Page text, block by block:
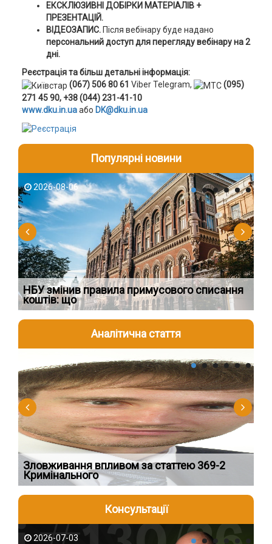
ЕКСКЛЮЗИВНІ ДОБІРКИ МАТЕРІАЛІВ +
ПРЕЗЕНТАЦІЙ.
ВІДЕОЗАПИС. Після вебінару буде надано
персональний доступ для перегляду вебінару на 2
дні.
Реєстрація та більш детальні інформація:
(067) 506 80 61 Viber Telegram,
(095)
271 45 90, +38 (044) 231-41-10
www.dku.in.uaабо DK@dku.in.ua
Популярні новини
2026-08-06
НБУ змінив правила примусового списання
коштів: що
Аналітична стаття
2026-08-04
Зловживання впливом за статтею 369-2
Кримінального
Консультації
2026-07-03